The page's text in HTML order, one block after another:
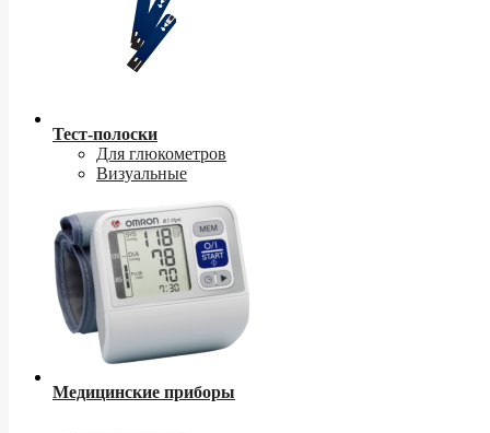
Тест-полоски
Для глюкометров
Визуальные
Медицинские приборы